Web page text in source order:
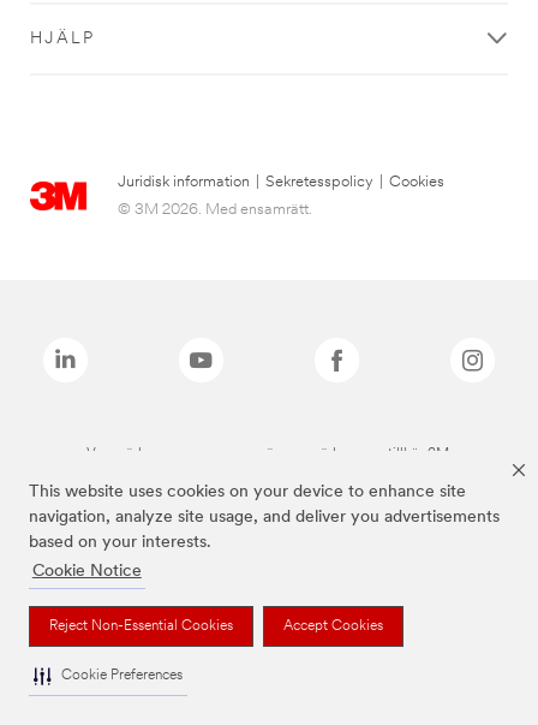
This website uses cookies on your device to enhance site
navigation, analyze site usage, and deliver you advertisements
based on your interests.
Cookie Notice
Reject Non-Essential Cookies Accept Cookies
Cookie Preferences
HJÄLP
Juridisk information Sekretesspolicy
Cookies
© 3M 2026. Med ensamrätt.
Varumärken som anges ovan är varumärken som tillhör 3M.